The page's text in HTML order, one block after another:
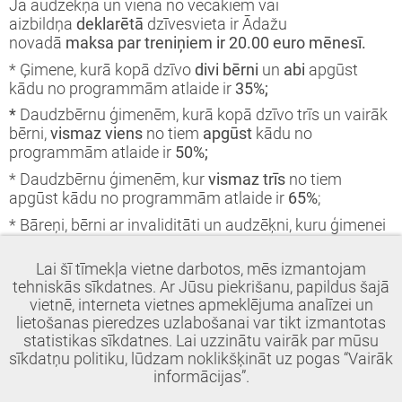
Ja audzēkņa un viena no vecākiem vai
aizbildņa deklarētā dzīvesvieta ir Ādažu
novadā maksa par treniņiem ir 20.00 euro mēnesī.
* Ģimene, kurā kopā dzīvo divi bērni un abi apgūst
kādu no programmām atlaide ir 35%;
* Daudzbērnu ģimenēm, kurā kopā dzīvo trīs un vairāk
bērni, vismaz viens no tiem apgūst kādu no
programmām atlaide ir 50%;
* Daudzbērnu ģimenēm, kur vismaz trīs no tiem
apgūst kādu no programmām atlaide ir 65%;
* Bāreņi, bērni ar invaliditāti un audzēķni, kuru ģimenei
statuss atlaide ir 100%.
Atlaidēm ir jāpiesakās tikai tādā gadījumā, ja ir
daudzbērnu ģimene un kāds bērns ir pilngadīgs, kurš
mācās! Izziņa no skolas ir jāpievieno
caur:https://www.epakalpojumi.lv/
Lai šī tīmekļa vietne darbotos, mēs izmantojam
tehniskās sīkdatnes. Ar Jūsu piekrišanu, papildus šajā
vietnē, interneta vietnes apmeklējuma analīzei un
lietošanas pieredzes uzlabošanai var tikt izmantotas
statistikas sīkdatnes. Lai uzzinātu vairāk par mūsu
sīkdatņu politiku, lūdzam noklikšķināt uz pogas “Vairāk
informācijas”.